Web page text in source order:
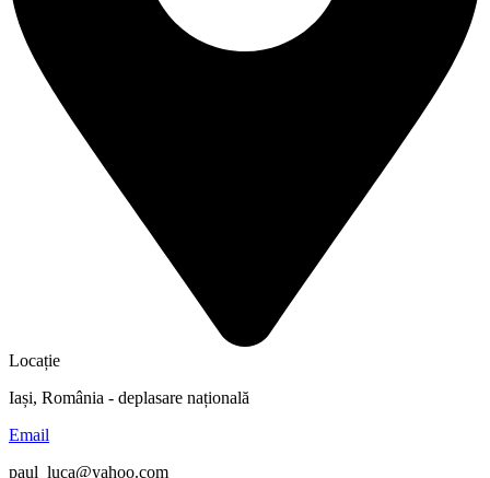
Locație
Iași, România - deplasare națională
Email
paul_luca@yahoo.com